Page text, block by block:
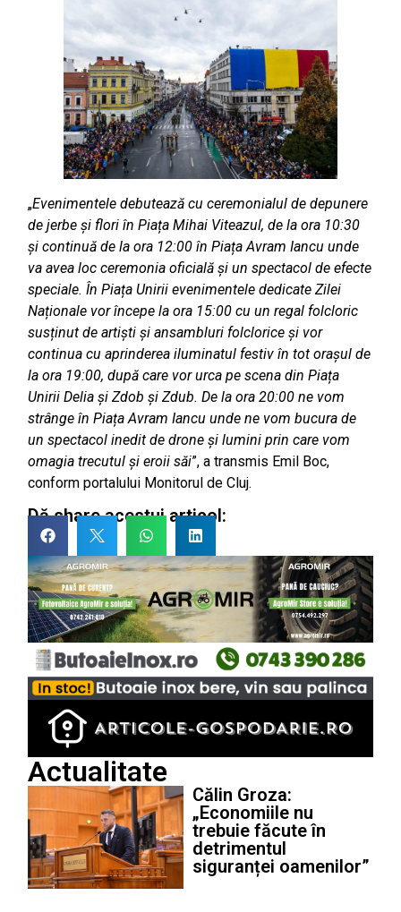
„Evenimentele debutează cu ceremonialul de depunere
de jerbe și flori în Piața Mihai Viteazul, de la ora 10:30
și continuă de la ora 12:00 în Piața Avram Iancu unde
va avea loc ceremonia oficială și un spectacol de efecte
speciale. În Piața Unirii evenimentele dedicate Zilei
Naționale vor începe la ora 15:00 cu un regal folcloric
susținut de artiști și ansambluri folclorice și vor
continua cu aprinderea iluminatul festiv în tot orașul de
la ora 19:00, după care vor urca pe scena din Piața
Unirii Delia și Zdob și Zdub. De la ora 20:00 ne vom
strânge în Piața Avram Iancu unde ne vom bucura de
un spectacol inedit de drone și lumini prin care vom
omagia trecutul și eroii săi”, a transmis Emil Boc,
conform portalului Monitorul de Cluj.
Dă share acestui articol:
Actualitate
Călin Groza:
„Economiile nu
trebuie făcute în
detrimentul
siguranței oamenilor”